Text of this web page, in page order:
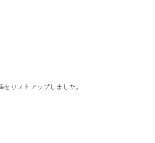
リストアップしました。